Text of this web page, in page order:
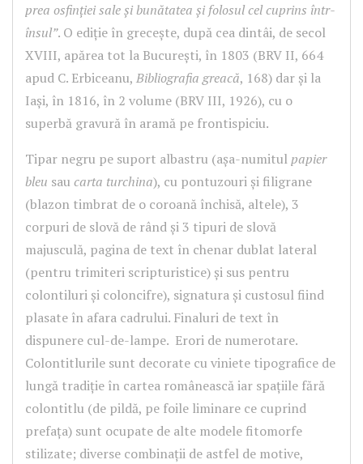
prea osfinției sale și bunătatea și folosul cel cuprins într-
însul”. O ediție în grecește, după cea dintâi, de secol
XVIII, apărea tot la București, în 1803 (BRV II, 664
apud C. Erbiceanu, Bibliografia greacă, 168) dar și la
Iași, în 1816, în 2 volume (BRV III, 1926), cu o
superbă gravură în aramă pe frontispiciu.
Tipar negru pe suport albastru (așa-numitulpapier
bleu sau carta turchina), cu pontuzouri și filigrane
(blazon timbrat de o coroană închisă, altele), 3
corpuri de slovă de rând și 3 tipuri de slovă
majusculă, pagina de text în chenar dublat lateral
(pentru trimiteri scripturistice) și sus pentru
colontiluri și coloncifre), signatura și custosul fiind
plasate în afara cadrului. Finaluri de text în
dispunere cul-de-lampe. Erori de numerotare.
Colontitlurile sunt decorate cu viniete tipografice de
lungă tradiție în cartea românească iar spațiile fără
colontitlu (de pildă, pe foile liminare ce cuprind
prefața) sunt ocupate de alte modele fitomorfe
stilizate; diverse combinații de astfel de motive,